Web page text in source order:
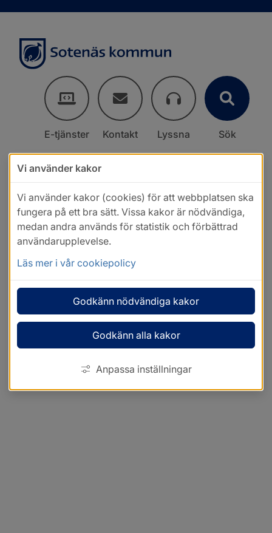
E-tjänster Kontakt Lyssna Sök
Vi använder kakor
Vi använder kakor (cookies) för att webbplatsen ska
fungera på ett bra sätt. Vissa kakor är nödvändiga,
medan andra används för statistik och förbättrad
användarupplevelse.
Läs mer i vår cookiepolicy
Godkänn nödvändiga kakor
Godkänn alla kakor
Anpassa inställningar